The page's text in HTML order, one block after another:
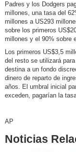
Padres y los Dodgers
millones, una tasa del
millones a US293
sobre los primeros
millones y el 90% sobre
Los primeros US$3,5
del resto se utilizará
destina a un fondo
dinero de reparto de
años. El umbral inicial
exceden, pagarían la
AP
Noticias